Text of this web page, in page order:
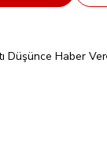
Düşünce Haber Ver